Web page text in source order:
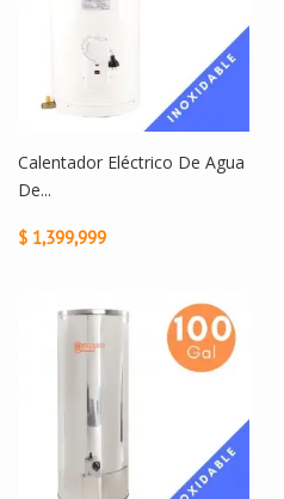
Calentador Eléctrico De Agua
De...
$ 1,399,999